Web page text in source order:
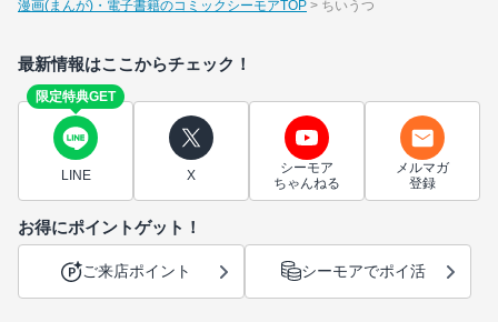
漫画(まんが)・電子書籍のコミックシーモアTOP ちいうつ
最新情報はここからチェック！
限定特典GET
LINE X
シーモア
ちゃんねる
メルマガ
登録
お得にポイントゲット！
ご来店ポイント シーモアでポイ活